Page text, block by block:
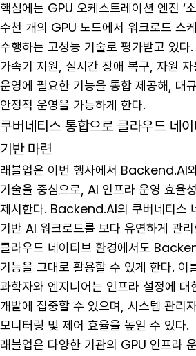
핵심에는 GPU 오케스트레이션 엔진 ‘
수천 개의 GPU 노드에서 워크로드 스
수행하는 고성능 기술로 평가받고 있다
가속기 지원, 실시간 장애 복구, 자원
운영에 필요한 기능을 통합 제공해, 대
안정적 운영을 가능하게 한다.
쿠버네티스 통합으로 클라우드 네
기반 마련
래블업은 이번 행사에서 Backend.AI
기술을 중심으로, AI 인프라 운영 효율
제시한다. Backend.AI의 쿠버네티스
기반 AI 워크로드를 보다 유연하게 관
클라우드 네이티브 환경에서도
기능을 그대로 활용할 수 있게 한다. 이
과학자와 엔지니어는 인프라 설정에 대
개발에 집중할 수 있으며, 시스템 관리
모니터링 및 제어 효율을 높일 수 있다.
래블업은 다양한 기관의 GPU 인프라